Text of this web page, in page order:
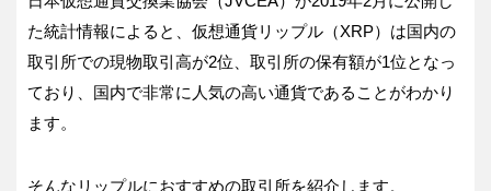
た統計情報によると、仮想通貨リップル（XRP）は国内の
取引所での現物取引高が2位、取引所の保有額が1位となっ
ており、国内で非常に人気の高い通貨であることがわかり
ます。
そんなリップルにおすすめの取引所を紹介します。